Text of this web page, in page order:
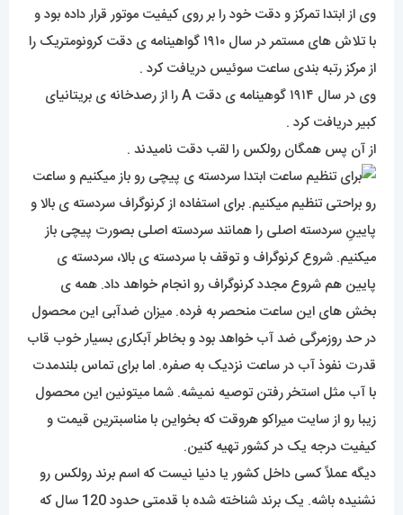
وی از ابتدا تمرکز و دقت خود را بر روی کیفیت موتور قرار داده بود و
با تلاش های مستمر در سال ۱۹۱۰ گواهینامه ی دقت کرونومتریک را
از مرکز رتبه بندی ساعت سوئیس دریافت کرد .
وی در سال ۱۹۱۴ گوهینامه ی دقت A را از رصدخانه ی بریتانیای
کبیر دریافت کرد .
از آن پس همگان رولکس را لقب دقت نامیدند .
دیگه عملاً کسی داخل کشور یا دنیا نیست که اسم برند رولکس رو
نشنیده باشه. یک برند شناخته شده با قدمتی حدود 120 سال که